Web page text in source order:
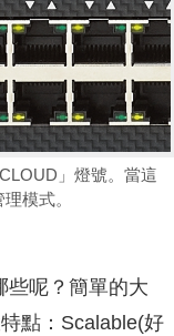
」燈號。當這
模式。
些呢？簡單的大
點：Scalable(好